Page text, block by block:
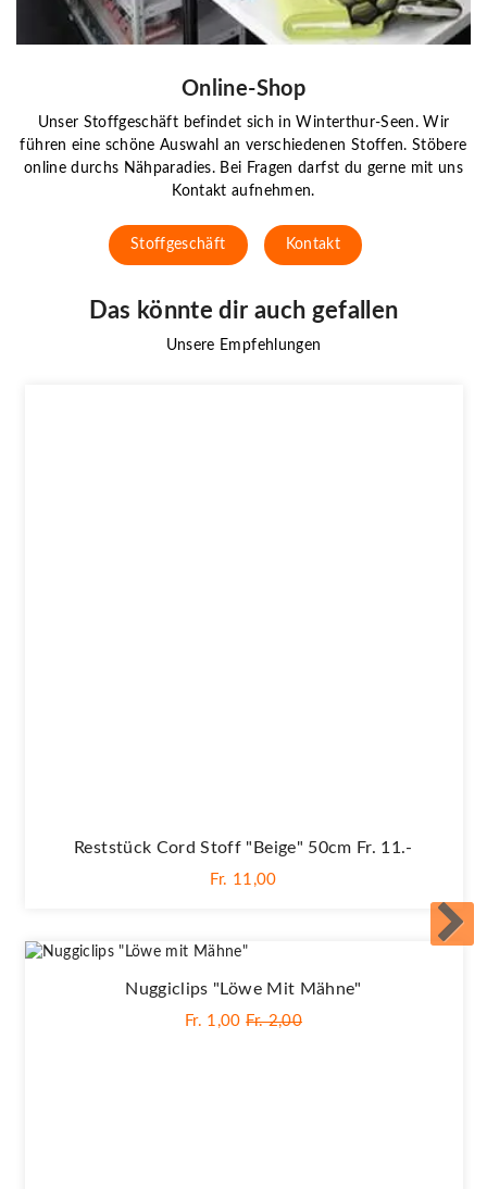
Online-Shop
Unser Stoffgeschäft befindet sich in Winterthur-Seen. Wir
führen eine schöne Auswahl an verschiedenen Stoffen. Stöbere
online durchs Nähparadies. Bei Fragen darfst du gerne mit uns
Kontakt aufnehmen.
Stoffgeschäft Kontakt
Das könnte dir auch gefallen
Unsere Empfehlungen
Reststück Cord Stoff "beige" 50cm Fr. 11.-
Fr. 11,00
Nuggiclips "Löwe Mit Mähne"
Fr. 1,00 Fr. 2,00